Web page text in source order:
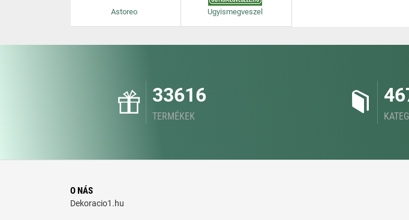
Astoreo Ugyismegveszel
33616
TERMÉKEK
O NÁS
Dekoracio1.hu